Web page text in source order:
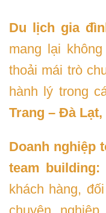
Du lịch gia
mang lại
thoải mái trò
hành lý trong
Trang – Đà
Doanh nghiệp
team building:
khách hàng,